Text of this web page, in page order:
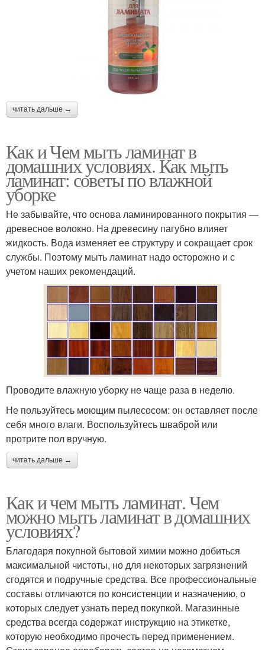
читать дальше →
Как и Чем мыть ламинат в
домашних условиях. Как мыть
ламинат: советы по влажной
уборке
Не забывайте, что основа ламинированного покрытия —
древесное волокно. На древесину пагубно влияет
жидкость. Вода изменяет ее структуру и сокращает срок
службы. Поэтому мыть ламинат надо осторожно и с
учетом наших рекомендаций.
Проводите влажную уборку не чаще раза в неделю.
Не пользуйтесь моющим пылесосом: он оставляет после
себя много влаги. Воспользуйтесь шваброй или
протрите пол вручную.
читать дальше →
Как и чем мыть ламинат. Чем
можно мыть ламинат в домашних
условиях?
Благодаря покупной бытовой химии можно добиться
максимальной чистоты, но для некоторых загрязнений
сгодятся и подручные средства. Все профессиональные
составы отличаются по консистенции и назначению, о
которых следует узнать перед покупкой. Магазинные
средства всегда содержат инструкцию на этикетке,
которую необходимо прочесть перед применением.